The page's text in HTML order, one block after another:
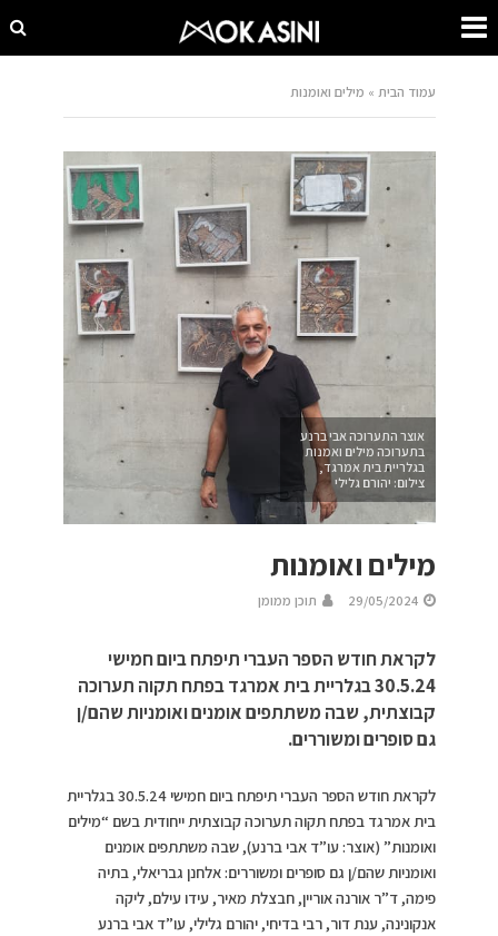
עמוד הבית » מילים ואומנות
אוצר התערוכה אבי ברנע
בתערוכה מילים ואמנות
בגלריית בית אמרגד,
צילום: יהורם גלילי
מילים ואומנות
29/05/2024 תוכן ממומן
לקראת חודש הספר העברי תיפתח ביום חמישי
30.5.24 בגלריית בית אמרגד בפתח תקוה תערוכה
קבוצתית, שבה משתתפים אומנים ואומניות שהם/ן
גם סופרים ומשוררים.
לקראת חודש הספר העברי תיפתח ביום חמישי 30.5.24 בגלריית
בית אמרגד בפתח תקוה תערוכה קבוצתית ייחודית בשם “מילים
ואומנות” (אוצר: עו”ד אבי ברנע), שבה משתתפים אומנים
ואומניות שהם/ן גם סופרים ומשוררים: אלחנן גבריאלי, בתיה
פימה, ד”ר אורנה אוריין, חבצלת מאיר, עידו עילם, ליקה
אנקונינה, ענת דור, רבי בדיחי, יהורם גלילי, עו”ד אבי ברנע